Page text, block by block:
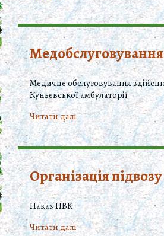
Медобслуговування
Медичне обслуговування
Куньєвської амбулаторії
Читати далi
Організація підвозу
Наказ НВК
Читати далi